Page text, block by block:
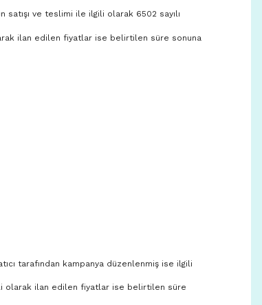
satışı ve teslimi ile ilgili olarak 6502 sayılı
ilan edilen fiyatlar ise belirtilen süre sonuna
tarafından kampanya düzenlenmiş ise ilgili
olarak ilan edilen fiyatlar ise belirtilen süre